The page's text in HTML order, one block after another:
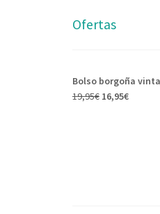
Ofertas
Bolso borgoña
19,95€ 16,95€